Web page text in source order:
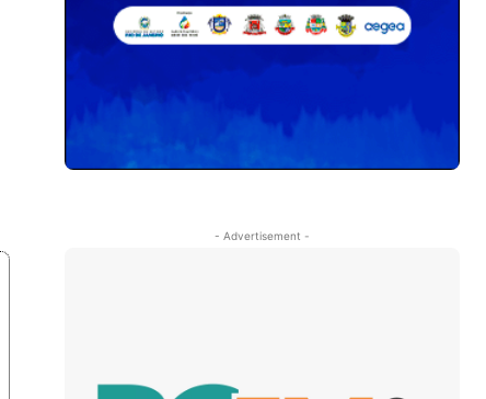
- Advertisement -